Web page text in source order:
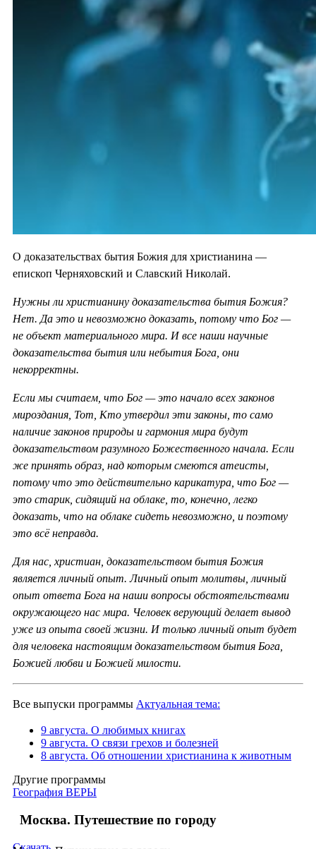
О доказательствах бытия Божия для христианина —
епископ Черняховский и Славский Николай.
Нужны ли христианину доказательства бытия Божия?
Нет. Да это и невозможно доказать, потому что Бог —
не объект материального мира. И все наши научные
доказательства бытия или небытия Бога, они
некорректны.
Если мы считаем, что Бог — это начало всех законов
мироздания, Тот, Кто утвердил эти законы, то само
наличие законов природы и гармония мира будут
доказательством разумного Божественного начала. Если
же принять образ, над которым смеются атеисты,
потому что это действительно карикатура, что Бог —
это старик, сидящий на облаке, то, конечно, легко
доказать, что на облаке сидеть невозможно, и поэтому
это всё неправда.
Для нас, христиан, доказательством бытия Божия
является личный опыт. Личный опыт молитвы, личный
опыт ответа Бога на наши вопросы обстоятельствами
окружающего нас мира. Человек верующий делает вывод
уже из опыта своей жизни. И только личный опыт будет
для человека настоящим доказательством бытия Бога,
Божией любви и Божией милости.
Все выпуски программы Актуальная тема:
9 августа. О любимых книгах
9 августа. О связи грехов и болезней
8 августа. Об отношении христианина к животным
Другие программы
География ВЕРЫ
Москва. Путешествие по городу